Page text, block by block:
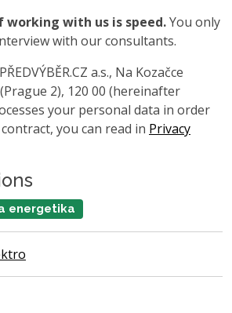
working with us is speed.You only
with our consultants.
a.s., Na Kozačce
2), 120 00 (hereinafter
your personal data in order
you can read in Privacy
energetika